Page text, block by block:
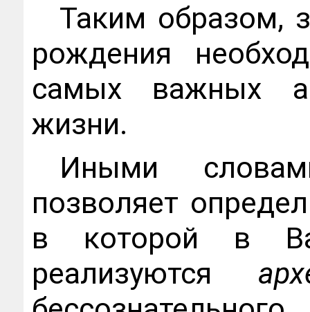
Таким образом,
рождения
самых важных
жизни.
Иными
позволяет
в которой в
реализуются